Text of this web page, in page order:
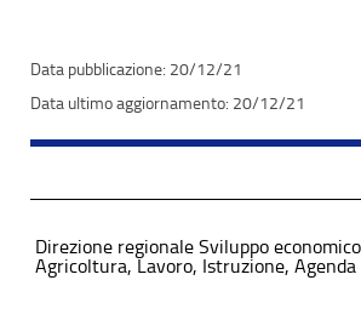
20/12/21
20/12/21
Direzione regionale Sviluppo
Agricoltura, Lavoro, Istruzione,